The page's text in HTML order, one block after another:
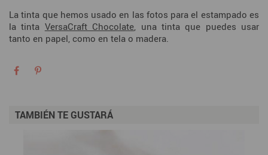
La tinta que hemos usado en las fotos para el estampado es
la tinta VersaCraft Chocolate, una tinta que puedes usar
tanto en papel, como en tela o madera.
TAMBIÉN TE GUSTARÁ